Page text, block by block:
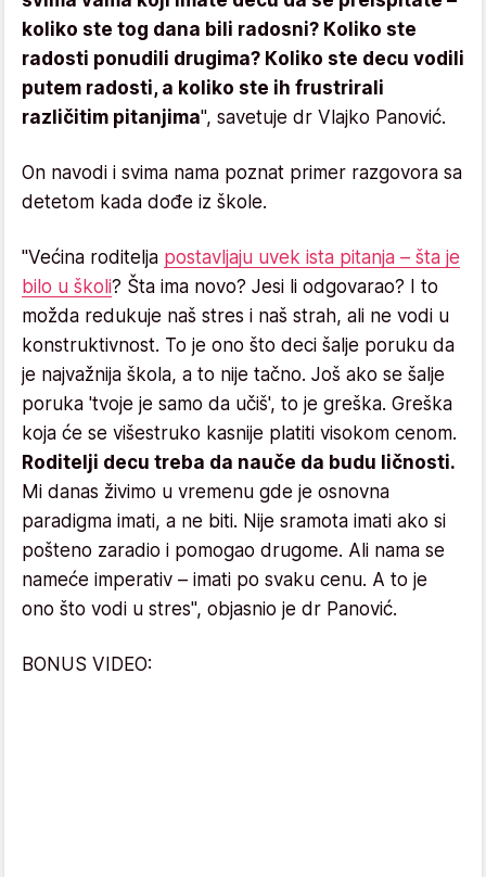
koliko ste tog dana bili radosni? Кoliko ste
radosti ponudili drugima? Кoliko ste decu vodili
putem radosti, a koliko ste ih frustrirali
različitim pitanjima", savetuje dr Vlajko Panović.
On navodi i svima nama poznat primer razgovora sa
detetom kada dođe iz škole.
"Većina roditelja postavljaju uvek ista pitanja – šta je
bilo u školi? Šta ima novo? Jesi li odgovarao? I to
možda redukuje naš stres i naš strah, ali ne vodi u
konstruktivnost. To je ono što deci šalje poruku da
je najvažnija škola, a to nije tačno. Još ako se šalje
poruka 'tvoje je samo da učiš', to je greška. Greška
koja će se višestruko kasnije platiti visokom cenom.
Roditelji decu treba da nauče da budu ličnosti.
Mi danas živimo u vremenu gde je osnovna
paradigma imati, a ne biti. Nije sramota imati ako si
pošteno zaradio i pomogao drugome. Ali nama se
nameće imperativ – imati po svaku cenu. A to je
ono što vodi u stres", objasnio je dr Panović.
BONUS VIDEO: